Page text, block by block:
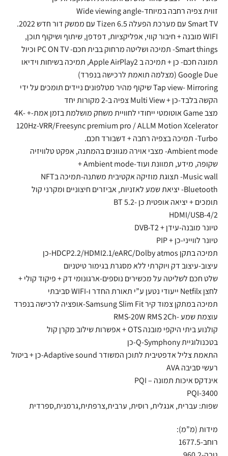
זווית צפיה רחבה במיוחד-Wide viewing angle
Smart TV עם מערכת הפעלה Tizen 6.5 עם ממשק דור חדש 2022.
WIFI מובנה + חיבור קווי, אפליקציות, דפדפן, שיתוף ושיקוף תוכן,
Smart things- תמיכה ושליטה מרחוק בבית חכם- PC ON TV וכיול
תמונה חכם- כן + תמיכה ב Apple AirPlay2, תמיכה בשיחות וידיאו
Google Due (מצלמה תואמת לרכישה בנפרד)
Tap view- Mirroring שיקוף מהיר מטלפונים ניידים תומכים על ידי
הקשה בלבד-כן + Multi View צפיה ב-2 מקורות יחד
מצב Game אוטומטי ייחודי לחוויית משחק מושלמת בזמן אמת-+ 4K-
120Hz-VRR/Freesync premium pro / ALLM Motion Xcelerator
Turbo- תמיכה בצפיה רחבה + דשבורד חכם.
Ambient mode- מצבי אוירה מגוונים בהמתנה, אפקט טלוויזיה
שקופה, מידע, תמוונת ועוד-Ambient mode +
Music wall- תצוגת מוזיקה אקטיבית משתנה-תמיכה בNFT
Bluetooth- יציאת שמע לאזניות, אביזרים חיצוניים ומקרני קול
תומכים + יציאה אופטית כן -BT 5.2
HDMI/USB-4/2
טיונר מובנה-עידן + DVB-T2
טיונר לווייני-כן + PIP
תמיכה בתקן HDCP2.2/HDMI2.1/eARC/Dolby atmos-כן
עיצוב-עיצוב דק ויוקרתי ללא מסגרת בגימור טיטניום
שלט חכם לשליטה על מכשירים נוספים-ארגונומי דק + פיקוד קולי +
לחצן Netfilx ייעודי נטען ע”י תאורת החדר ו-WIFI סביבתי
תמיכה במתקן צמוד קיר Samsung Slim Fit-אופציה לרכישה בנפרד
עוצמת שמע -RMS-20W RMS 2Ch
קולנוע ביתי היקפי מובנה OTS + אפשרות שילוב מקרן קול
בטכנולוגיית Q-Symphony-כן
התאמת צליל אדפטיבית לתוכן המשודר Adaptive sound-כן + ביטול
רעשי סביבה AVA
אינדקס איכות תמונה – PQI
PQI-3400
שפות: עברית, אנגלית, רוסית, ערבית,צרפתית,גרמנית,ספרדית
מידות (מ”מ):
רוחב-1677.5